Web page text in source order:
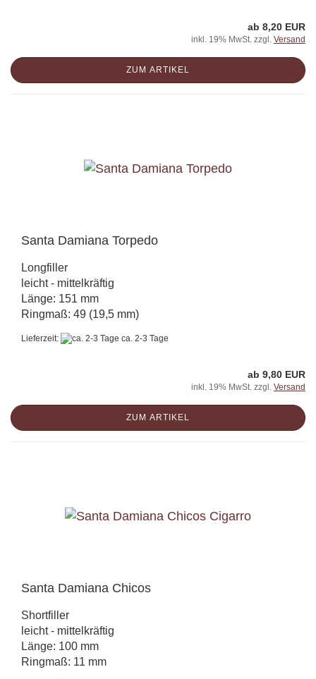
ab 8,20 EUR
inkl. 19% MwSt. zzgl. Versand
ZUM ARTIKEL
Santa Damiana Torpedo
Longfiller
leicht - mittelkräftig
Länge: 151 mm
Ringmaß: 49 (19,5 mm)
Lieferzeit: ca. 2-3 Tage
ab 9,80 EUR
inkl. 19% MwSt. zzgl. Versand
ZUM ARTIKEL
Santa Damiana Chicos
Shortfiller
leicht - mittelkräftig
Länge: 100 mm
Ringmaß: 11 mm